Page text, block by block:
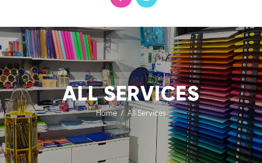
ALL SERVICES
Home All Services